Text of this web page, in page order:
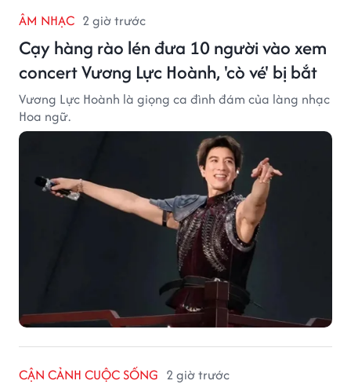
ÂM NHẠC 2 giờ trước
Cạy hàng rào lén đưa 10 người vào xem
concert Vương Lực Hoành, 'cò vé' bị bắt
Vương Lực Hoành là giọng ca đình đám của làng nhạc
Hoa ngữ.
CẬN CẢNH CUỘC SỐNG 2 giờ trước